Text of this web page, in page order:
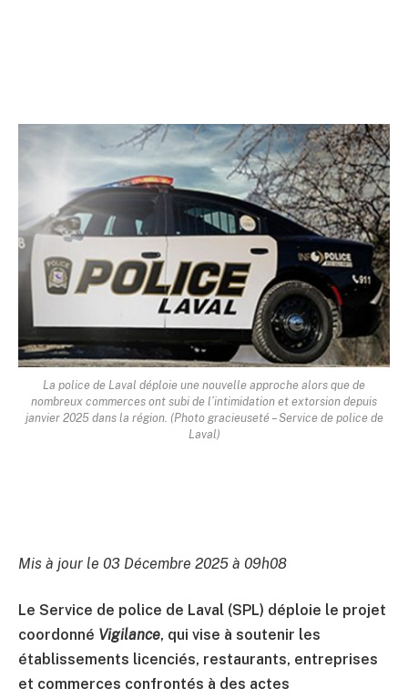
La police de Laval déploie une nouvelle approche alors que de
nombreux commerces ont subi de l’intimidation et extorsion depuis
janvier 2025 dans la région. (Photo gracieuseté – Service de police de
Laval)
Mis à jour le 03 Décembre 2025 à 09h08
Le Service de police de Laval (SPL) déploie le projet
coordonné Vigilance, qui vise à soutenir les
établissements licenciés, restaurants, entreprises
et commerces confrontés à des actes